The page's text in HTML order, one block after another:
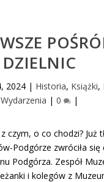
DZIELNIC
2024| Historia, Książki,
Wydarzenia |0 |
czym, o co chodzi?
Podgórze zwróciła
Podgórza. Zespół
i kolegów z